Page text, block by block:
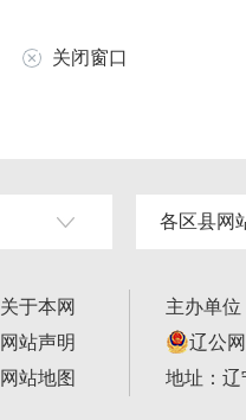
关闭窗口
各区县网
关于本网
网站声明
网站地图
主办单
辽公
地址：辽